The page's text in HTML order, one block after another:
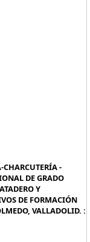
CHARCUTERÍA -
DE GRADO
Y
DE FORMACIÓN
VALLADOLID. :